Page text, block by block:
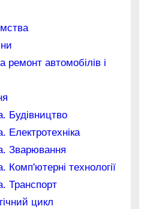
ремонт автомобілів і
Будівництво
Електротехніка
Зварювання
Комп'ютерні технології
Транспорт
цикл